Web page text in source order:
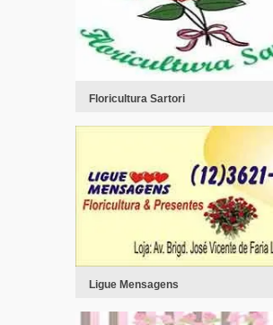
Floricultura Sartori
Ligue Mensagens